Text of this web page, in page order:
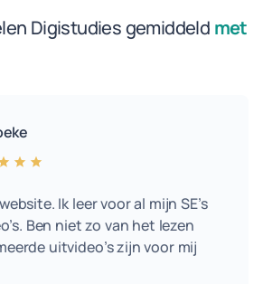
Digistudies gemiddeld met
Ik leer voor al mijn SE’s
Ben niet zo van het lezen
uitvideo’s zijn voor mij